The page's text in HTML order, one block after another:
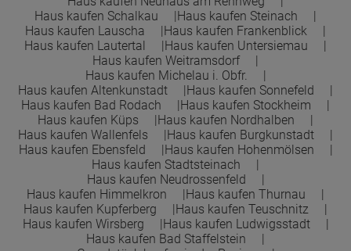
Haus kaufen Schalkau
Haus kaufen Steinach
Haus kaufen Lauscha
Haus kaufen Frankenblick
Haus kaufen Lautertal
Haus kaufen Untersiemau
Haus kaufen Weitramsdorf
Haus kaufen Michelau i. Obfr.
Haus kaufen Altenkunstadt
Haus kaufen Sonnefeld
Haus kaufen Bad Rodach
Haus kaufen Stockheim
Haus kaufen Küps
Haus kaufen Nordhalben
Haus kaufen Wallenfels
Haus kaufen Burgkunstadt
Haus kaufen Ebensfeld
Haus kaufen Hohenmölsen
Haus kaufen Stadtsteinach
Haus kaufen Neudrossenfeld
Haus kaufen Himmelkron
Haus kaufen Thurnau
Haus kaufen Kupferberg
Haus kaufen Teuschnitz
Haus kaufen Wirsberg
Haus kaufen Ludwigsstadt
Haus kaufen Bad Staffelstein